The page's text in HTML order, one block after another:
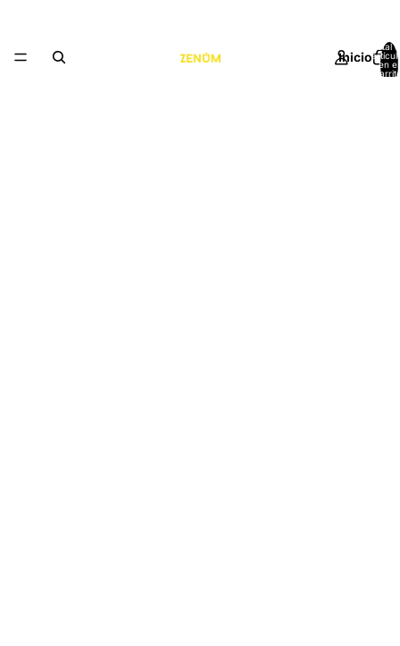
Inicio
Total
en el